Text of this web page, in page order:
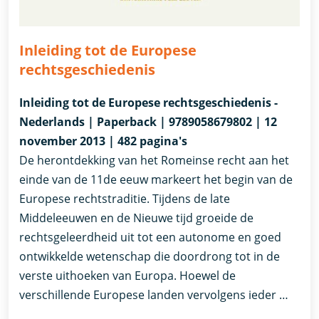
Inleiding tot de Europese
rechtsgeschiedenis
Inleiding tot de Europese rechtsgeschiedenis -
Nederlands | Paperback | 9789058679802 | 12
november 2013 | 482 pagina's
De herontdekking van het Romeinse recht aan het
einde van de 11de eeuw markeert het begin van de
Europese rechtstraditie. Tijdens de late
Middeleeuwen en de Nieuwe tijd groeide de
rechtsgeleerdheid uit tot een autonome en goed
ontwikkelde wetenschap die doordrong tot in de
verste uithoeken van Europa. Hoewel de
verschillende Europese landen vervolgens ieder …